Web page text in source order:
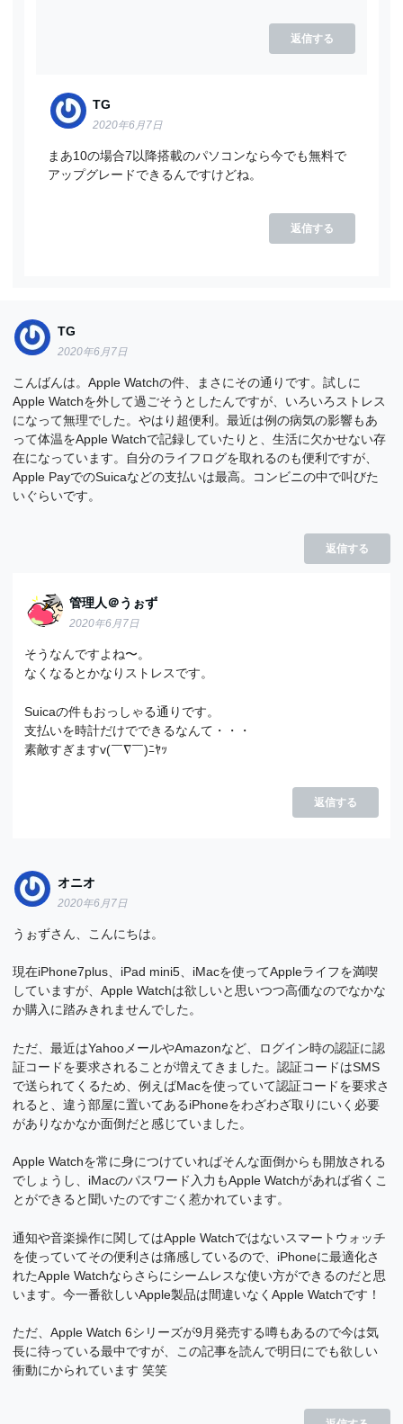
返信する
TG
2020年6月7日
まあ10の場合7以降搭載のパソコンなら今でも無料で
アップグレードできるんですけどね。
返信する
TG
2020年6月7日
こんばんは。Apple Watchの件、まさにその通りです。試しに
Apple Watchを外して過ごそうとしたんですが、いろいろストレス
になって無理でした。やはり超便利。最近は例の病気の影響もあ
って体温をApple Watchで記録していたりと、生活に欠かせない存
在になっています。自分のライフログを取れるのも便利ですが、
Apple PayでのSuicaなどの支払いは最高。コンビニの中で叫びた
いぐらいです。
返信する
管理人＠うぉず
2020年6月7日
そうなんですよね〜。
なくなるとかなりストレスです。
Suicaの件もおっしゃる通りです。
支払いを時計だけでできるなんて・・・
素敵すぎますv(￣∇￣)ﾆﾔｯ
返信する
オニオ
2020年6月7日
うぉずさん、こんにちは。
現在iPhone7plus、iPad mini5、iMacを使ってAppleライフを満喫
していますが、Apple Watchは欲しいと思いつつ高価なのでなかな
か購入に踏みきれませんでした。
ただ、最近はYahooメールやAmazonなど、ログイン時の認証に認
証コードを要求されることが増えてきました。認証コードはSMS
で送られてくるため、例えばMacを使っていて認証コードを要求さ
れると、違う部屋に置いてあるiPhoneをわざわざ取りにいく必要
がありなかなか面倒だと感じていました。
Apple Watchを常に身につけていればそんな面倒からも開放される
でしょうし、iMacのパスワード入力もApple Watchがあれば省くこ
とができると聞いたのですごく惹かれています。
通知や音楽操作に関してはApple Watchではないスマートウォッチ
を使っていてその便利さは痛感しているので、iPhoneに最適化さ
れたApple Watchならさらにシームレスな使い方ができるのだと思
います。今一番欲しいApple製品は間違いなくApple Watchです！
ただ、Apple Watch 6シリーズが9月発売する噂もあるので今は気
長に待っている最中ですが、この記事を読んで明日にでも欲しい
衝動にかられています 笑笑